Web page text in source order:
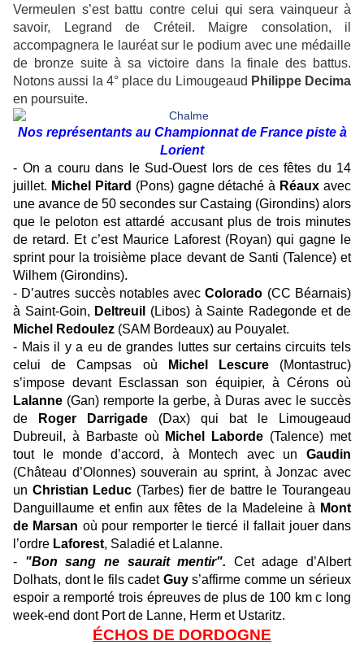
Vermeulen s’est battu contre celui qui sera vainqueur à
savoir, Legrand de Créteil. Maigre consolation, il
accompagnera le lauréat sur le podium avec une médaille
de bronze suite à sa victoire dans la finale des battus.
Notons aussi la 4° place du Limougeaud Philippe Decima
en poursuite.
Nos représentants au Championnat de France piste à
Lorient
- On a couru dans le Sud-Ouest lors de ces fêtes du 14
juillet. Michel Pitard (Pons) gagne détaché à Réaux avec
une avance de 50 secondes sur Castaing (Girondins) alors
que le peloton est attardé accusant plus de trois minutes
de retard. Et c’est Maurice Laforest (Royan) qui gagne le
sprint pour la troisième place devant de Santi (Talence) et
Wilhem (Girondins).
- D’autres succès notables avecColorado (CC Béarnais)
à Saint-Goin, Deltreuil
(Libos) à Sainte Radegonde et de
Michel Redoulez (SAM Bordeaux) au Pouyalet.
- Mais il y a eu de grandes luttes sur certains circuits tels
celui de Campsas où
Michel Lescure (Montastruc)
s’impose devant Esclassan son équipier, à Cérons où
Lalanne (Gan) remporte la gerbe, à Duras avec le succès
de
Roger Darrigade (Dax) qui bat le Limougeaud
Dubreuil, à Barbaste où
Michel Laborde (Talence) met
tout le monde d’accord, à Montech avec un Gaudin
(Château d’Olonnes) souverain au sprint, à Jonzac avec
un Christian Leduc (Tarbes) fier de battre le Tourangeau
Danguillaume et enfin aux fêtes de la Madeleine à Mont
de Marsan où pour remporter le tiercé il fallait jouer dans
l’ordre Laforest, Saladié et Lalanne.
- "Bon sang ne saurait mentir". Cet adage d’Albert
Dolhats, dont le fils cadet Guys’affirme comme un sérieux
espoir a remporté trois épreuves de plus de 100 km c long
week-end dont Port de Lanne, Herm et Ustaritz.
ÉCHOS DE DORDOGNE